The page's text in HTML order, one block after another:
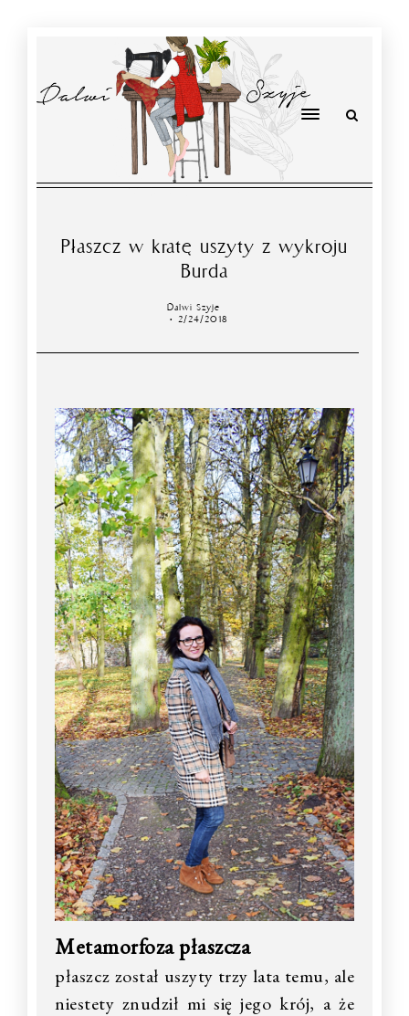
Płaszcz w kratę uszyty z wykroju
Burda
Dalwi Szyje
2/24/2018
Metamorfoza płaszcza
płaszcz został uszyty trzy lata temu, ale
niestety znudził mi się jego krój, a że